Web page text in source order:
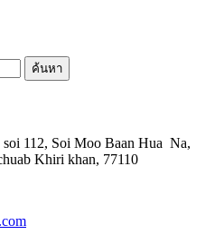
ค้นหา
112, Soi Moo Baan Hua Na,
Khiri khan, 77110